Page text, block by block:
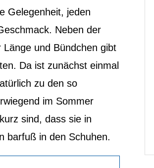
Gelegenheit, jeden
Neben der
und Bündchen gibt
Da ist zunächst einmal
zu den so
im Sommer
sind, dass sie in
barfuß in den Schuhen.